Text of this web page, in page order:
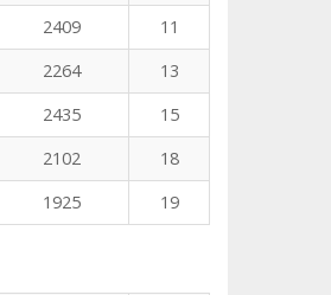
2409
11
2264
13
2435
15
2102
18
1925 19